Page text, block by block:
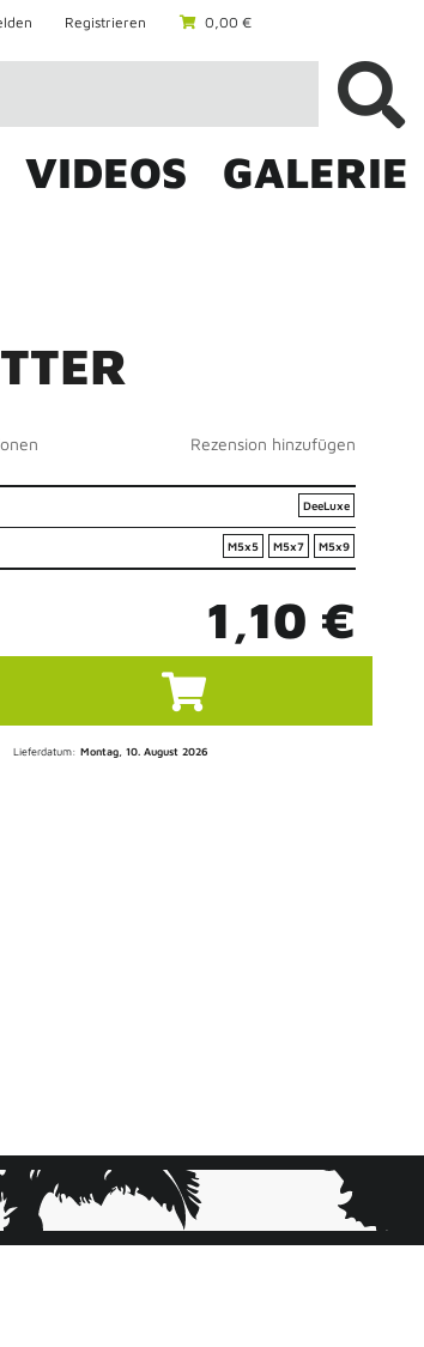
Registrieren 0,00 €
VIDEOS GALERIE
TTER
Rezension hinzufügen
DeeLuxe
M5x5 M5x7 M5x9
1,10 €
Lieferdatum: Montag, 10. August 2026